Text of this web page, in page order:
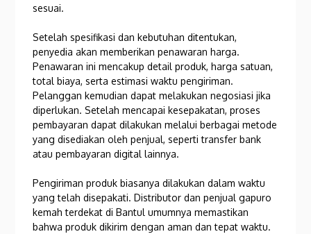
sesuai.
Setelah spesifikasi dan kebutuhan ditentukan,
penyedia akan memberikan penawaran harga.
Penawaran ini mencakup detail produk, harga satuan,
total biaya, serta estimasi waktu pengiriman.
Pelanggan kemudian dapat melakukan negosiasi jika
diperlukan. Setelah mencapai kesepakatan, proses
pembayaran dapat dilakukan melalui berbagai metode
yang disediakan oleh penjual, seperti transfer bank
atau pembayaran digital lainnya.
Pengiriman produk biasanya dilakukan dalam waktu
yang telah disepakati. Distributor dan penjual gapuro
kemah terdekat di Bantul umumnya memastikan
bahwa produk dikirim dengan aman dan tepat waktu.